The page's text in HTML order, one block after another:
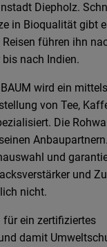
Diepholz.
in Bioqualität gibt
führen ihn
nach Indien.
wird ein
von Tee,
Die
und
und
nicht.
für ein zertifiziertes
damit